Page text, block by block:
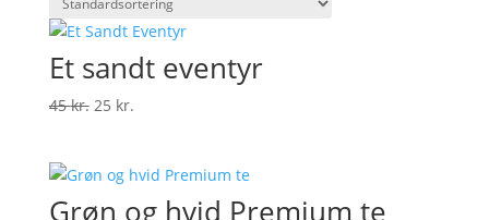
Et sandt eventyr
45kr. Den
var:
45 kr..
25 kr.Den
er:
25 kr..
Grøn og hvid Premium te